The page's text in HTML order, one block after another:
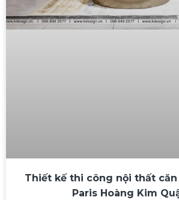
Thiết kế thi công nội thất
Paris Hoàng Kim